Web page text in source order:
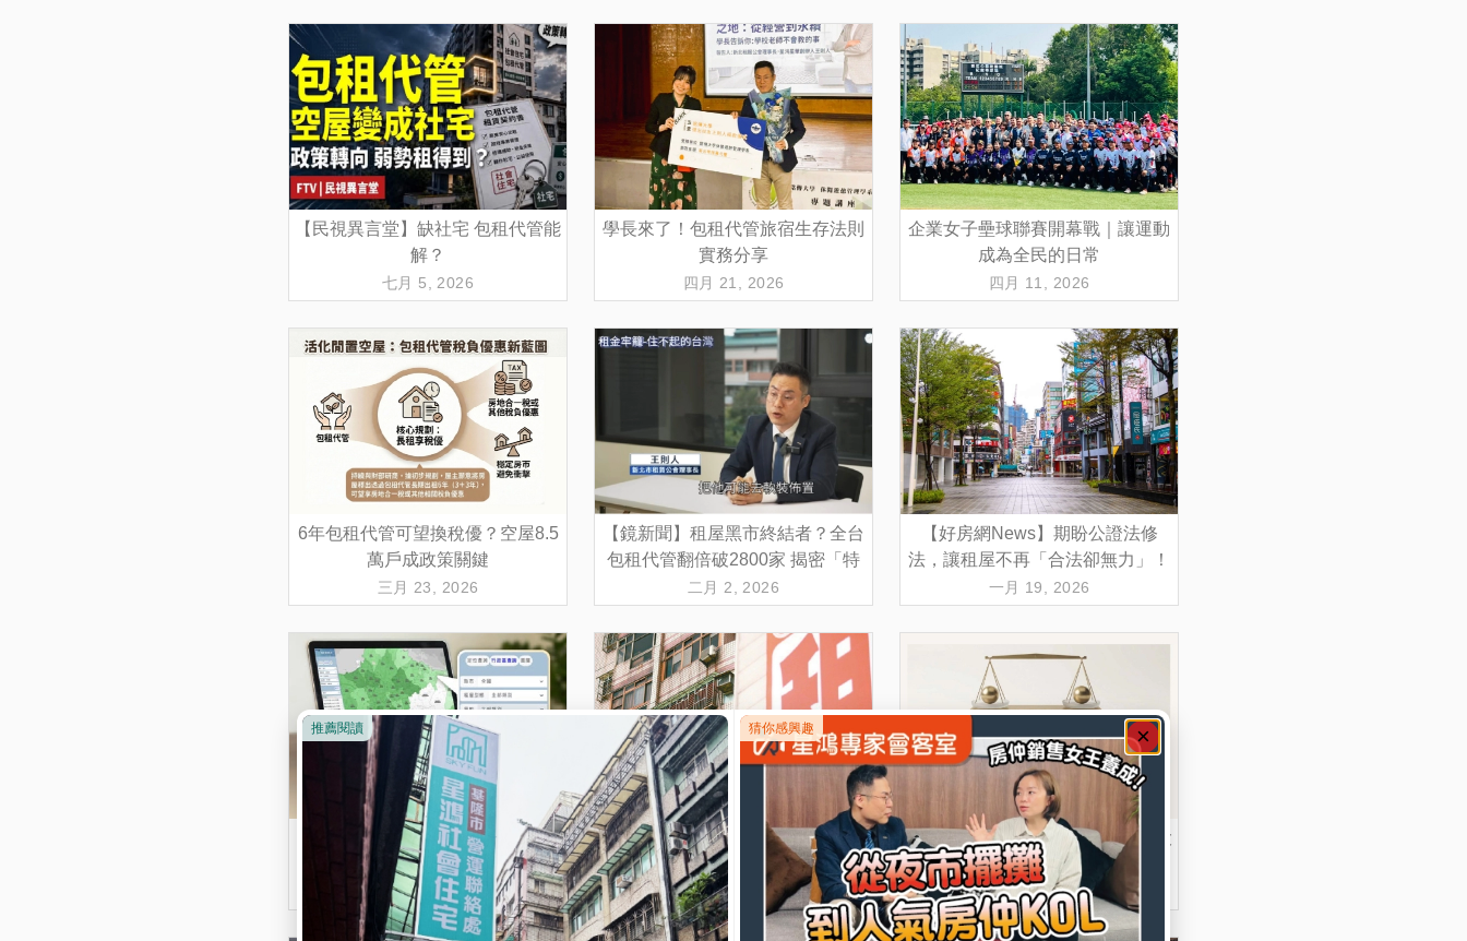
【民視異言堂】缺社宅 包租代管能
解？
七月 5, 2026
學長來了！包租代管旅宿生存法則
實務分享
四月 21, 2026
企業女子壘球聯賽開幕戰｜讓運動
成為全民的日常
四月 11, 2026
6年包租代管可望換稅優？空屋8.5
萬戶成政策關鍵
三月 23, 2026
【鏡新聞】租屋黑市終結者？全台
包租代管翻倍破2800家 揭密「特
許行業」證照門檻
二月 2, 2026
【好房網News】期盼公證法修
法，讓租屋不再「合法卻無力」！
一月 19, 2026
「租金查詢平台」正式上線，市場
透明再升級！
一月 14, 2026
【工商日報】新北空屋逾11萬戶，
租服全聯會點名社宅關鍵角色是
它！
一月 14, 2026
新北租服公會∣全台租賃專法修法大
調查：全台 1,770 份訪問震撼揭露
十一月 21, 2025